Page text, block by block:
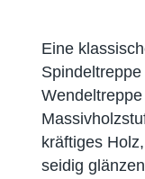
Eine
kräftiges
seidig